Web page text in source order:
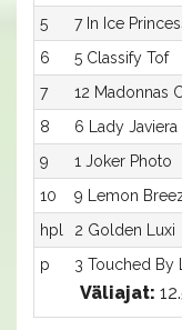
5 7 In Ice
6
5 Classify Tof
7
12 Madonnas
8
6 Lady Javiera
9
1 Joker Photo
10
9 Lemon
hpl
2 Golden Luxi
p
3 Touched By
Väliajat: